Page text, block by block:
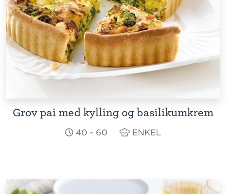
Grov pai med kylling og basilikumkrem
40 - 60 ENKEL